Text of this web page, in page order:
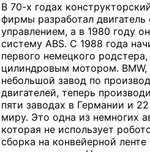
В 70-х годах
фирмы разработал
управлением, а в 1980 году
систему ABS. С 1988 года
первого немецкого
цилиндровым мотором. BMW,
небольшой завод по
двигателей, теперь
пяти заводах в Германии и
миру. Это одна из немногих
которая не использует
сборка на конвейерной